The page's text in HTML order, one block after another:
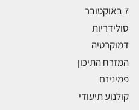
7 באוקטובר
סולידריות
דמוקרטיה
המזרח התיכון
פמיניזם
קולנוע תיעודי